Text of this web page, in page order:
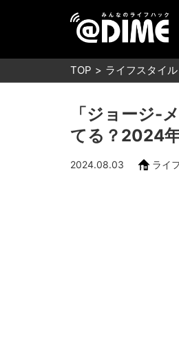
TOP ライフスタイル
「ジョージ-
てる？2024
2024.08.03 ライ